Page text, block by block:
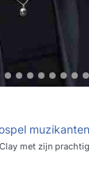
muzikanten
met zijn